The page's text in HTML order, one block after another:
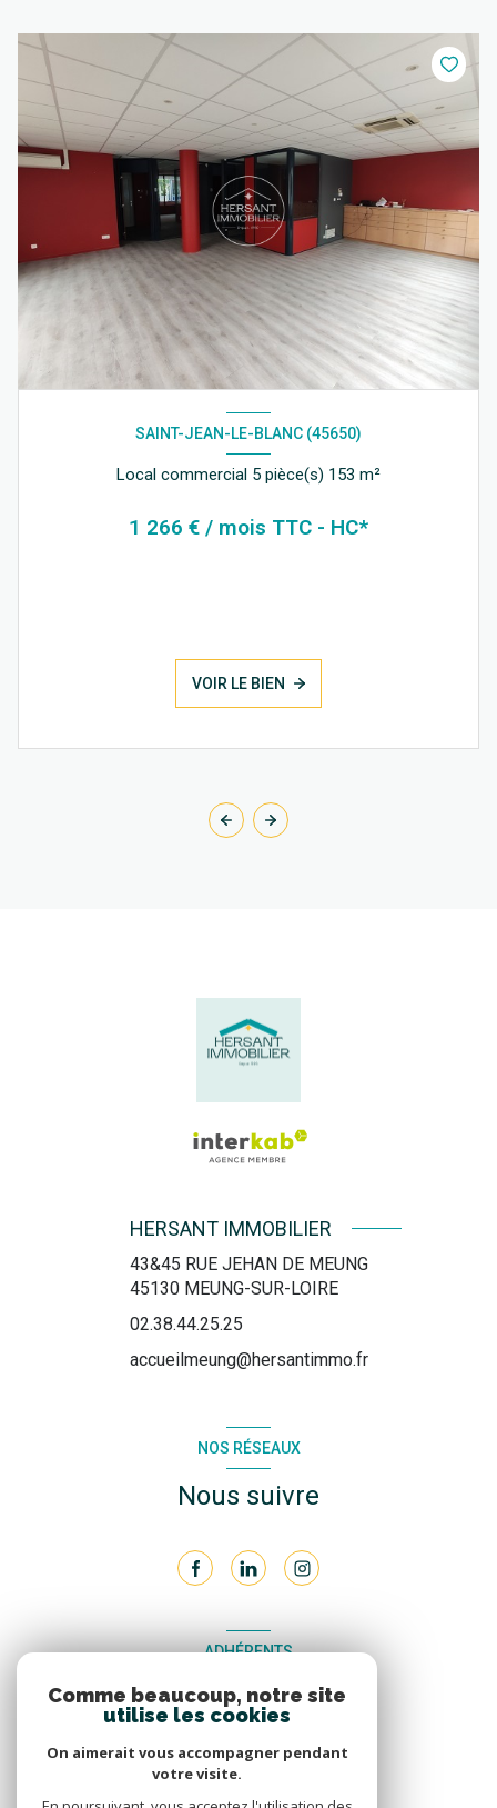
SAINT-JEAN-LE-BLANC (45650)
Local commercial 5 pièce(s) 153 m²
1 266 € / mois TTC - HC*
VOIR LE BIEN
HERSANT IMMOBILIER
43&45 RUE JEHAN DE MEUNG
45130 MEUNG-SUR-LOIRE
02.38.44.25.25
accueilmeung@hersantimmo.fr
NOS RÉSEAUX
Nous suivre
ADHÉRENTS
Nous adhérons
Comme beaucoup, notre site
utilise les cookies
On aimerait vous accompagner pendant
votre visite.